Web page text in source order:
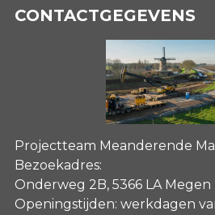
CONTACTGEGEVENS
Projectteam Meanderende
Bezoekadres:
Onderweg 2B, 5366 LA Megen
Openingstijden: werkdagen